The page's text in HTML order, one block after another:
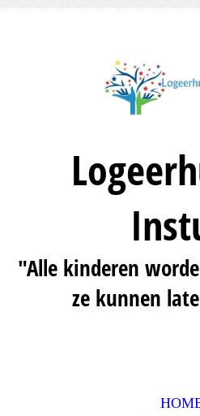
"Alle kinderen
ze kunnen